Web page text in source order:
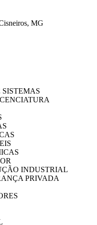
MG
INDUSTRIAL
PRIVADA